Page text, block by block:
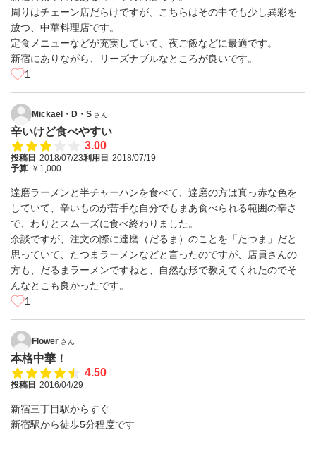
周りはチェーン店だらけですが、こちらはその中でも少し異彩を
放つ、中華料理店です。
定食メニューなどが充実していて、夜ご飯などに最適です。
新宿にありながら、リーズナブルなところが良いです。
1
Mickael・D・S さん
辛いけど食べやすい
3.00
投稿日 2018/07/23利用日 2018/07/19
予算 ￥1,000
達磨ラーメンと半チャーハンを食べて、達磨の方は真っ赤な色を
していて、辛いものが苦手な自分でもまあ食べられる範囲の辛さ
で、わりとスムーズに食べ終わりました。
余談ですが、注文の際に達磨（だるま）のことを「たつま」だと
思っていて、たつまラーメンなどと言ったのですが、店員さんの
方も、だるまラーメンですねと、自然な形で教えてくれたのでそ
んなとこも良かったです。
1
Flower さん
本格中華！
4.50
投稿日 2016/04/29
新宿三丁目駅からすぐ
新宿駅から徒歩5分程度です